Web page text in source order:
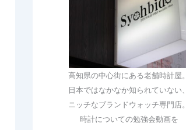
高知県の中心街にある老舗時計屋。
日本ではなかなか知られていない、
ニッチなブランドウォッチ専門店。
時計についての勉強会動画を